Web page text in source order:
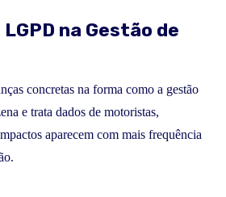
na Gestão de
concretas na forma como a gestão
e trata dados de motoristas,
aparecem com mais frequência